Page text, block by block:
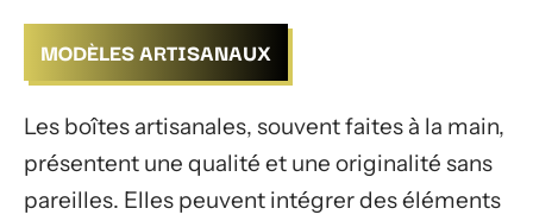
MODÈLES ARTISANAUX
Les boîtes artisanales, souvent faites à la main,
présentent une qualité et une originalité sans
pareilles. Elles peuvent intégrer des éléments